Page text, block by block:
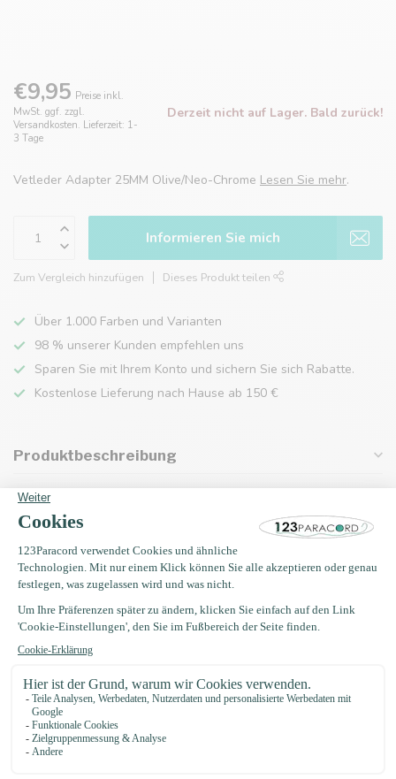
€9,95 Preise inkl.
MwSt. ggf. zzgl.
Versandkosten. Lieferzeit: 1-
3 Tage
Derzeit nicht auf Lager. Bald zurück!
Vetleder Adapter 25MM Olive/Neo-Chrome Lesen Sie mehr.
Informieren Sie mich
Zum Vergleich hinzufügen Dieses Produkt teilen
Über 1.000 Farben und Varianten
98 % unserer Kunden empfehlen uns
Sparen Sie mit Ihrem Konto und sichern Sie sich Rabatte.
Kostenlose Lieferung nach Hause ab 150 €
Produktbeschreibung
Eigenschaften
Zuletzt angesehen